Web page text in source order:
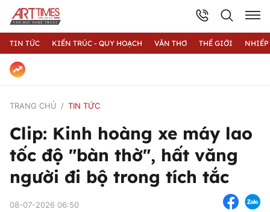
TIN TỨC KIẾN TRÚC - QUY HOẠCH VĂN THƠ THẾ GIỚI
TRANG CHỦ TIN TỨC
Clip: Kinh hoàng xe máy lao
tốc độ "bàn thờ", hất văng
người đi bộ trong tích tắc
08-07-2026 06:50